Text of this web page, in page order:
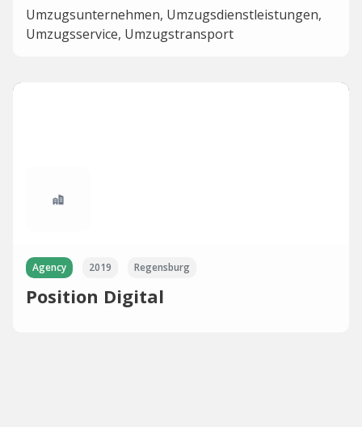
Umzugsunternehmen, Umzugsdienstleistungen,
Umzugsservice, Umzugstransport
Agency 2019 Regensburg
Position Digital